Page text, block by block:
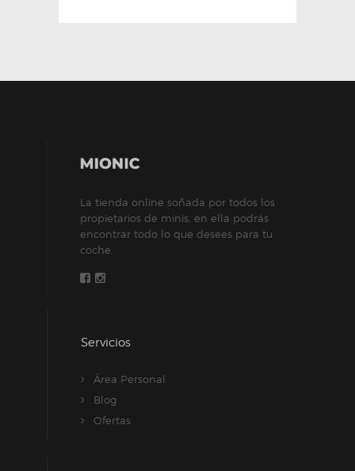
La tienda online soñada por todos los
propietarios de minis, en ella podrás
encontrar todo lo que desees para tu
coche.
Servicios
Área Personal
Blog
Ofertas